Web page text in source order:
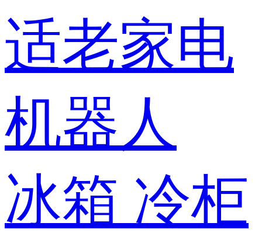
适老家电
机器人
冰箱 冷柜